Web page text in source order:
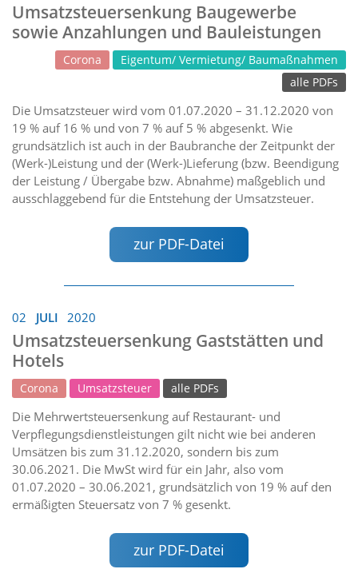
Umsatzsteuersenkung Baugewerbe
sowie Anzahlungen und Bauleistungen
Corona
Eigentum/ Vermietung/ Baumaßnahmen
alle PDFs
Die Umsatzsteuer wird vom 01.07.2020 – 31.12.2020 von
19 % auf 16 % und von 7 % auf 5 % abgesenkt. Wie
grundsätzlich ist auch in der Baubranche der Zeitpunkt der
(Werk-)Leistung und der (Werk-)Lieferung (bzw. Beendigung
der Leistung / Übergabe bzw. Abnahme) maßgeblich und
ausschlaggebend für die Entstehung der Umsatzsteuer.
zur PDF-Datei
02 JULI 2020
Umsatzsteuersenkung Gaststätten und
Hotels
Corona Umsatzsteuer alle PDFs
Die Mehrwertsteuersenkung auf Restaurant- und
Verpflegungsdienstleistungen gilt nicht wie bei anderen
Umsätzen bis zum 31.12.2020, sondern bis zum
30.06.2021. Die MwSt wird für ein Jahr, also vom
01.07.2020 – 30.06.2021, grundsätzlich von 19 % auf den
ermäßigten Steuersatz von 7 % gesenkt.
zur PDF-Datei